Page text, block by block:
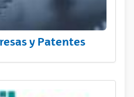
y Patentes